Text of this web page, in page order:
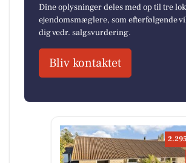
Dine oplysninger deles med op til tre
ejendomsmæglere, som efterfølgende
dig vedr. salgsvurdering.
Bliv kontaktet